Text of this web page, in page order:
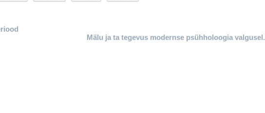
Mälu ja ta tegevus modernse psühholoogia valgusel.